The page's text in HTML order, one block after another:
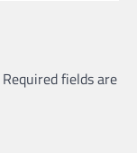
Required fields are